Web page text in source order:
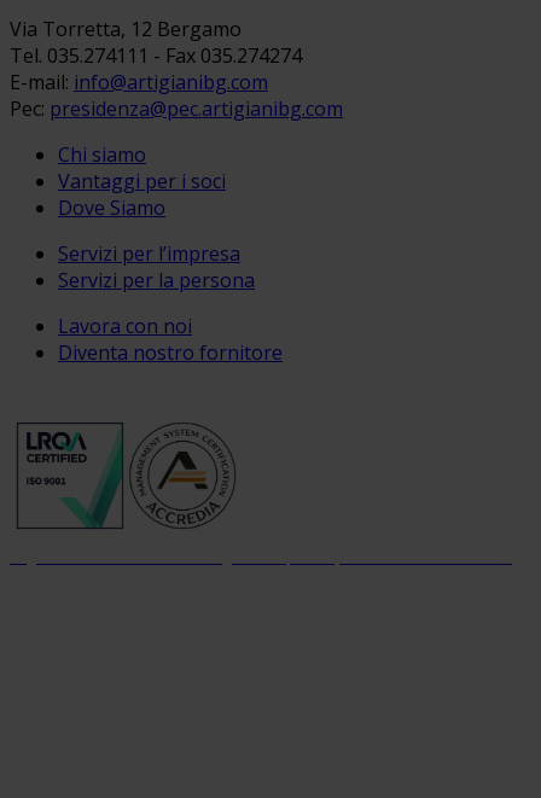
Via Torretta, 12 Bergamo
Tel. 035.274111 - Fax 035.274274
E-mail: info@artigianibg.com
Pec: presidenza@pec.artigianibg.com
Chi siamo
Vantaggi per i soci
Dove Siamo
Servizi per l’impresa
Servizi per la persona
Lavora con noi
Diventa nostro fornitore